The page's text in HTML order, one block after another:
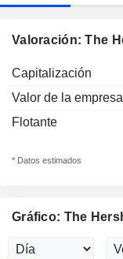
Valoración: The
Capitalización
Valor de la empresa
Flotante
* Datos estimados
Gráfico: The